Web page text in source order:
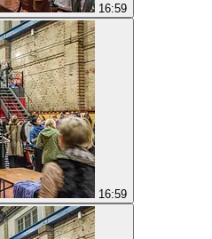
16:59
16:59